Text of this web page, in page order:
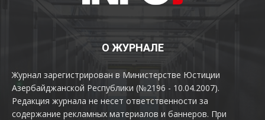
О ЖУРНАЛЕ
Журнал зарегистрирован в Министерстве Юстиции
Азербайджанской Республики (№2196 - 10.04.2007).
Редакция журнала не несет ответственности за
содержание рекламных материалов и баннеров. При